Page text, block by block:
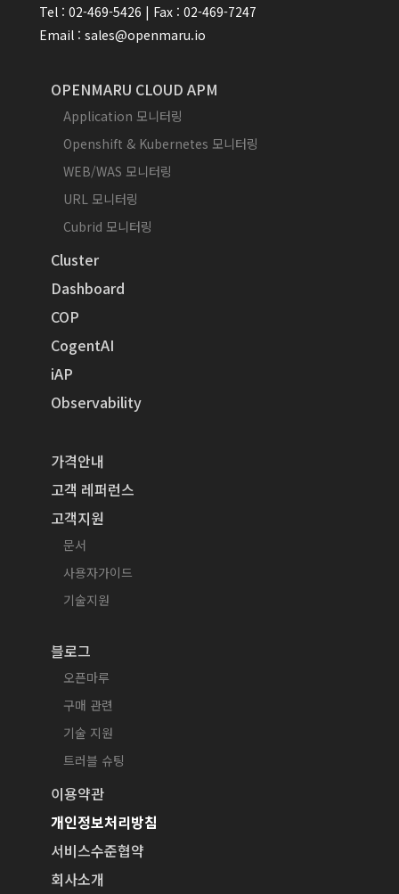
Tel : 02-469-5426 | Fax : 02-469-7247
Email : sales@openmaru.io
OPENMARU CLOUD APM
Application 모니터링
Openshift & Kubernetes 모니터링
WEB/WAS 모니터링
URL 모니터링
Cubrid 모니터링
Cluster
Dashboard
COP
CogentAI
iAP
Observability
가격안내
고객 레퍼런스
고객지원
문서
사용자가이드
기술지원
블로그
오픈마루
구매 관련
기술 지원
트러블 슈팅
이용약관
개인정보처리방침
서비스수준협약
회사소개